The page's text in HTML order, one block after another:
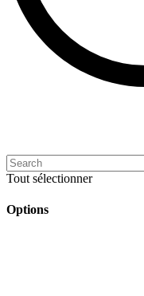
Tout sélectionner
Options